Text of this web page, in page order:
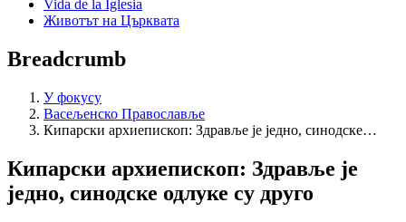
Vida de la Iglesia
Животът на Църквата
Breadcrumb
У фокусу
Васељенско Православље
Кипарски архиепископ: Здравље је једно, синодске…
Кипарски архиепископ: Здравље је
једно, синодске одлуке су друго